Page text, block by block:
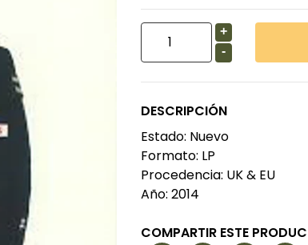
+
-
DESCRIPCIÓN
Estado: Nuevo
Formato: LP
Procedencia: UK & EU
Año: 2014
COMPARTIR ESTE